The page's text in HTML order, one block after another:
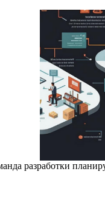
разработки